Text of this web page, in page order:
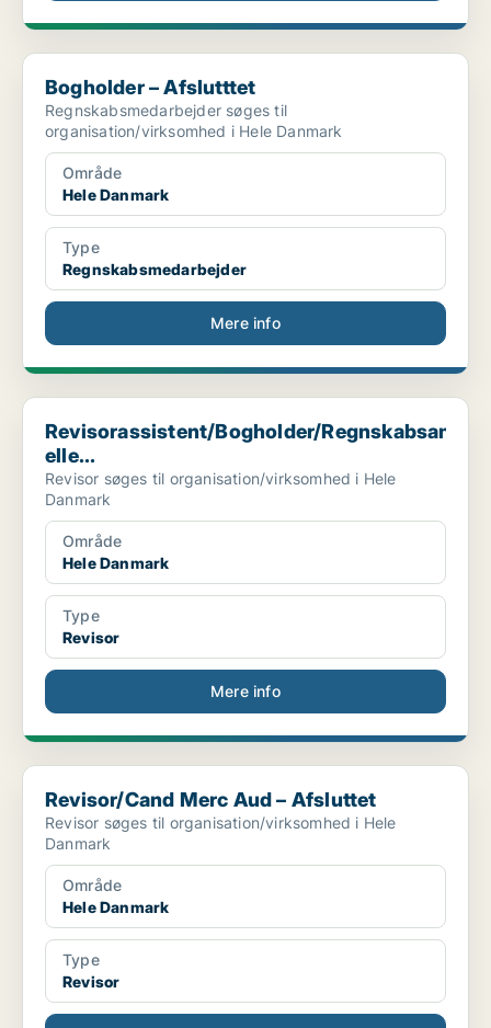
Bogholder – Afslutttet
Bogholder – Afslutttet
Regnskabsmedarbejder søges til
organisation/virksomhed i Hele Danmark
Område
Hele Danmark
Type
Regnskabsmedarbejder
Mere info
Revisorassistent/Bogholder/Regnskabsansvarlig elle...
Revisorassistent/Bogholder/
elle...
Revisor søges til organisation/virksomhed i Hele
Danmark
Område
Hele Danmark
Type
Revisor
Mere info
Revisor/Cand Merc Aud – Afsluttet
Revisor/Cand Merc Aud – Afsluttet
Revisor søges til organisation/virksomhed i Hele
Danmark
Område
Hele Danmark
Type
Revisor